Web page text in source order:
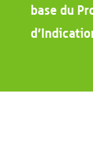
base du